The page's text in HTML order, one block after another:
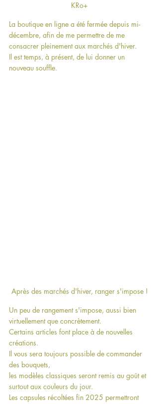
KRo+
La boutique en ligne a été fermée depuis mi-
décembre, afin de me permettre de me
consacrer pleinement aux marchés d'hiver.
Il est temps, à présent, de lui donner un
nouveau souffle.
Après des marchés d'hiver, ranger s'impose !
Un peu de rangement s'impose, aussi bien
virtuellement que concrètement.
Certains articles font place à de nouvelles
créations.
Il vous sera toujours possible de commander
des bouquets,
les modèles classiques seront remis au goût et
surtout aux couleurs du jour.
Les capsules récoltées fin 2025 permettront